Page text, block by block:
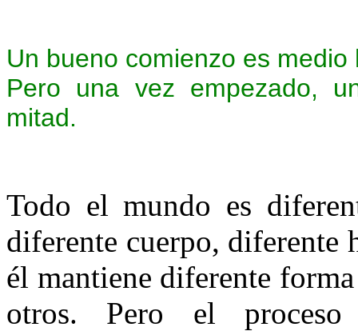
Un bueno comienzo es medio
Pero una vez empezado,
mitad.
Todo el mundo es
diferente cuerpo,
él mantiene diferente
otros. Pero el proceso